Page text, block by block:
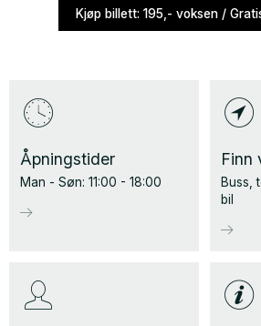
Kjøp billett: 195,- voksen /
Åpningstider
Man - Søn: 11:00 - 18:00
Finn
Buss,
bil